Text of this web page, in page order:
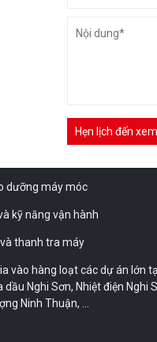
dưỡng máy móc
kỹ năng vận hành
thanh tra máy
vào hàng loạt các dự án lớn
Nghi Sơn, Nhiệt điện Nghi
Ninh Thuận, …